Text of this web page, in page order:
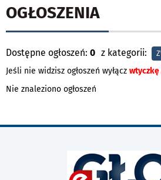
OGŁOSZENIA
Dostępne ogłoszeń: 0 z kategorii:
Jeśli nie widzisz ogłoszeń wyłącz
Nie znaleziono ogłoszeń